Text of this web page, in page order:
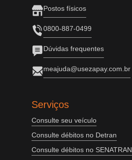
Postos físicos
0800-887-0499
Dúvidas frequentes
meajuda@usezapay.com.br
Serviços
Consulte seu veículo
Consulte débitos no Detran
Consulte débitos no SENATRAN